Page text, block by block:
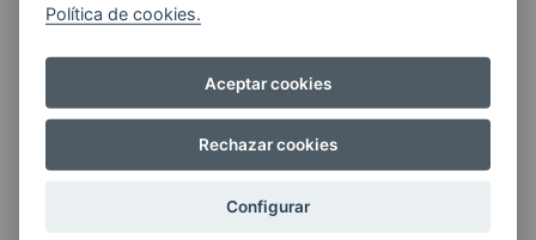
Quiero recibir las últimas novedades de AVIA
ENERGIAS por cualquier medio, incluido
Política de cookies.
Aceptar cookies
Rechazar cookies
Configurar